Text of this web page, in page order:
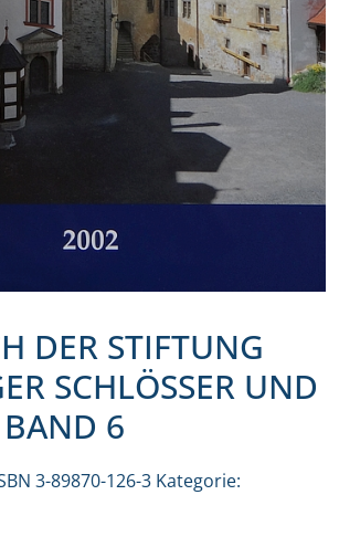
DER STIFTUNG
SCHLÖSSER UND
6
3-89870-126-3 Kategorie: